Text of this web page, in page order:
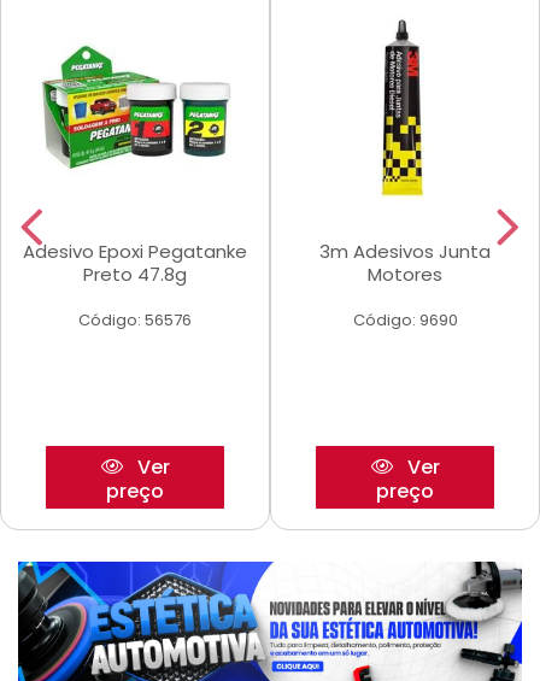
Adesivo Epoxi Pegatanke
Preto 47.8g
Código: 56576
Ver
preço
3m Adesivos Junta
Motores
Código: 9690
Ver
preço